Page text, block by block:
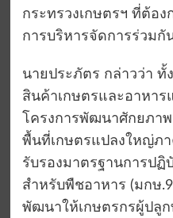
กระทรวงเกษตรฯ ที่ต้อ
การบริหารจัดการร่วมกั
นายประภัตร กล่าวว่า ทั้
สินค้าเกษตรและอาหาร
โครงการพัฒนาศักยภา
พื้นที่เกษตรแปลงใหญ่ภ
รับรองมาตรฐานการปฏิ
สำหรับพืชอาหาร (มกษ
พัฒนาให้เกษตรกรผู้ปลู